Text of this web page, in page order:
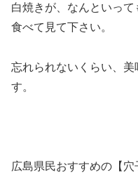
白焼きが、なんといっ
食べて見て下さい。
忘れられないくらい、美
す。
広島県民おすすめの【穴